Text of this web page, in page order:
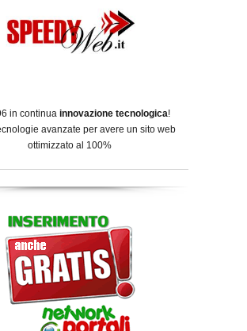
in continua innovazione tecnologica!
avanzate per avere un sito web
ottimizzato al 100%